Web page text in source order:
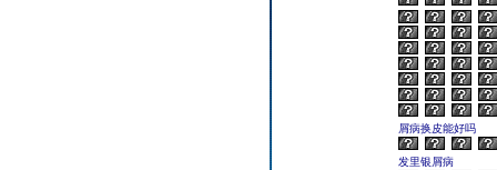
屑病换皮能好吗
发里银屑病